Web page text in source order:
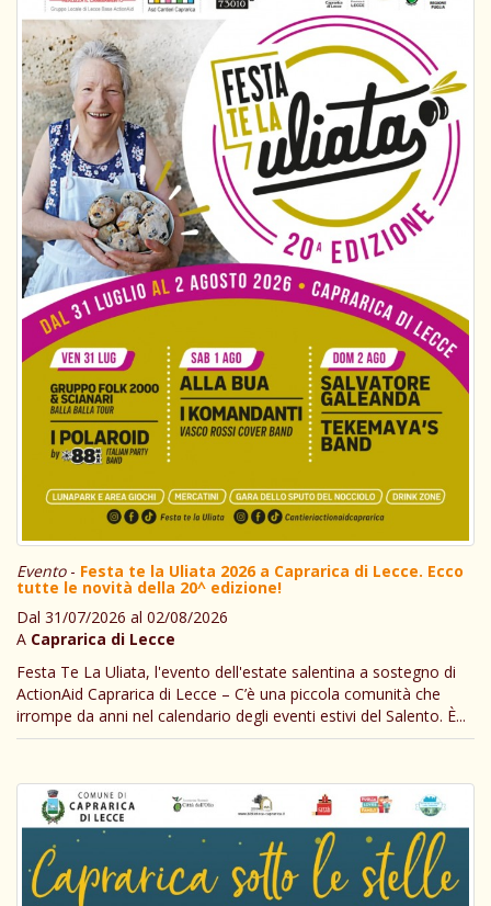
Evento- Festa te la Uliata 2026 a Caprarica di Lecce. Ecco
tutte le novità della 20^ edizione!
Dal 31/07/2026 al 02/08/2026
A Caprarica di Lecce
Festa Te La Uliata, l'evento dell'estate salentina a sostegno di
ActionAid Caprarica di Lecce – C’è una piccola comunità che
irrompe da anni nel calendario degli eventi estivi del Salento. È...